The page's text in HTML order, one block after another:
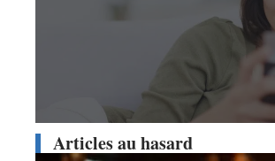
Articles au hasard